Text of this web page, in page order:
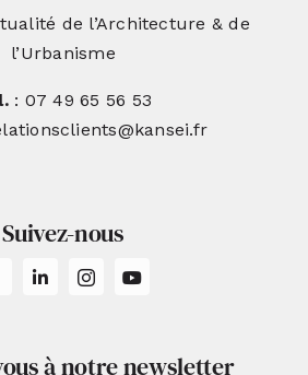
de l’Architecture & de
l’Urbanisme
: 07 49 65 56 53
Suivez-nous
à notre newsletter